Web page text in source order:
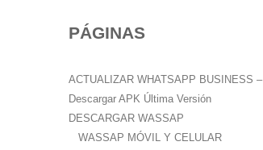
a
:
PÁGINAS
ACTUALIZAR WHATSAPP BUSINESS –
Descargar APK Última Versión
DESCARGAR WASSAP
WASSAP MÓVIL Y CELULAR